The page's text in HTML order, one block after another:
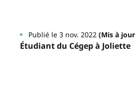
Publié le 3 nov. 2022 (Mis à jour
Étudiant du Cégep à Joliette